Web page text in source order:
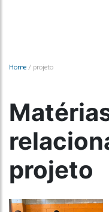
Home / projeto
projeto